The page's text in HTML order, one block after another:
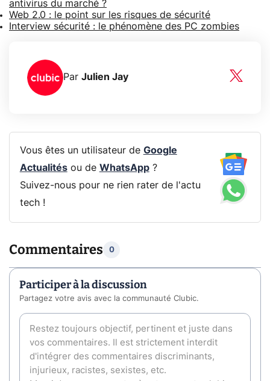
antivirus du marché ?
Web 2.0 : le point sur les risques de sécurité
Interview sécurité : le phénomène des PC zombies
Par Julien Jay
Vous êtes un utilisateur de Google
Actualitésou de WhatsApp?
Suivez-nous pour ne rien rater de l'actu
tech !
Commentaires 0
Participer à la discussion
Partagez votre avis avec la communauté Clubic.